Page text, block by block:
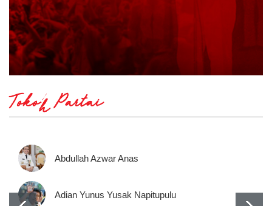
Tokoh Partai
Abdullah Azwar Anas
Adian Yunus Yusak Napitupulu